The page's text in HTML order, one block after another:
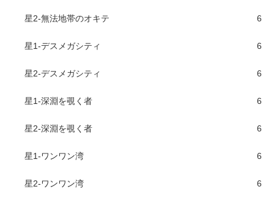
星2-無法地帯のオキテ 6
星1-デスメガシティ 6
星2-デスメガシティ 6
星1-深淵を覗く者 6
星2-深淵を覗く者 6
星1-ワンワン湾 6
星2-ワンワン湾 6